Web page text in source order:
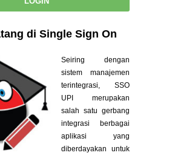
di Single Sign On
Seiring dengan
sistem manajemen
terintegrasi, SSO
UPI merupakan
salah satu gerbang
integrasi berbagai
aplikasi yang
diberdayakan untuk